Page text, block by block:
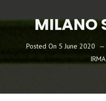
MILANO
Posted On 5 June 2020